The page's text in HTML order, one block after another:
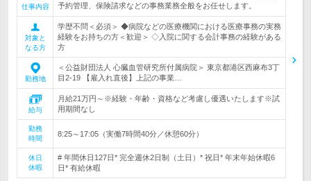
仕事内容
予約管理、保険請求などの事務業務全般をお任せします。
対象と
なる方
学歴不問＜必須＞ ◆病院などの医療機関における医療事務の実務
経験をお持ちの方＜歓迎＞ ◇入院に関する会計事務の経験がある
方
勤務地
＜公益財団法人 心臓血管研究所付属病院＞ 東京都港区西麻布3丁
目2-19 【雇入れ直後】上記の事業…
給与
月給21万円～※経験・年齢・資格など考慮し優遇いたします※試
用期間なし
勤務
時間
8:25～17:05（実働7時間40分／休憩60分）
休日
休暇
# 年間休日127日* 完全週休2日制（土日）* 祝日* 年末年始休暇6
日* 有給休暇